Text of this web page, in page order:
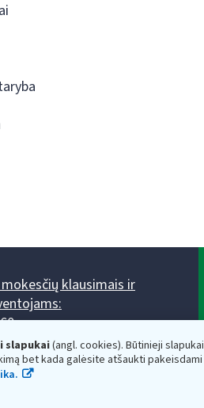
slapukai(angl. cookies). Būtinieji
bet kada galėsite atšaukti
klausimais ir
8.00-17.00, V 8.00-15.45.
- viena valanda trumpiau.
penktadienį 8.00 val. - 12.00 val.
VMI